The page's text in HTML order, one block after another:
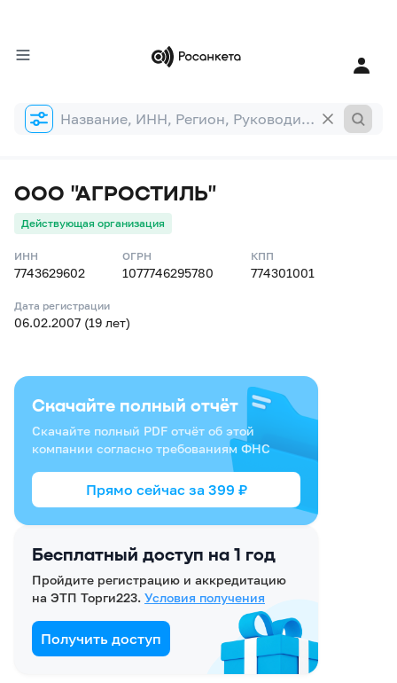
Форма
поиска
ООО "АГРОСТИЛЬ"
Действующая организация
ИНН
7743629602
ОГРН
1077746295780
КПП
774301001
Дата регистрации
06.02.2007 (19 лет)
Бесплатный доступ на 1 год
Пройдите регистрацию и аккредитацию
на ЭТП Торги223. Условия получения
Получить доступ
Скачайте полный отчёт
Скачайте полный PDF отчёт об этой
компании согласно требованиям ФНС
Прямо сейчас за 399 ₽